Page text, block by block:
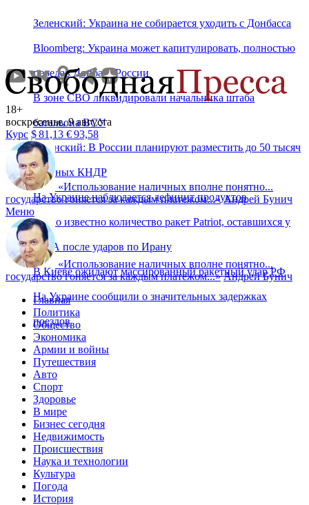
Зеленский: Украина не собирается уходить с Донбасса
Bloomberg: Украина может капитулировать, полностью
передав Донбасс России
В зоне СВО ликвидировали начальника штаба
батальона ВСУ
Зеленский: В России планируют разместить до 50 тысяч
военных КНДР
На Украине наблюдается дефицит продуктов
Стало известно количество ракет Patriot, оставшихся у
США после ударов по Ирану
В Киеве ожидают массированный ракетный удар РФ
На Украине сообщили о значительных задержках
поездов
18+
воскресенье, 9 августа
Курс $81,13 €93,58
«Использование наличных вполне понятно...
государство гоняется за каждым платежом...» Андрей Бунич
Меню
«Использование наличных вполне понятно...
государство гоняется за каждым платежом...» Андрей Бунич
Главная
Политика
Общество
Экономика
Армии и войны
Путешествия
Авто
Спорт
Здоровье
В мире
Бизнес сегодня
Недвижимость
Происшествия
Наука и технологии
Культура
Погода
История